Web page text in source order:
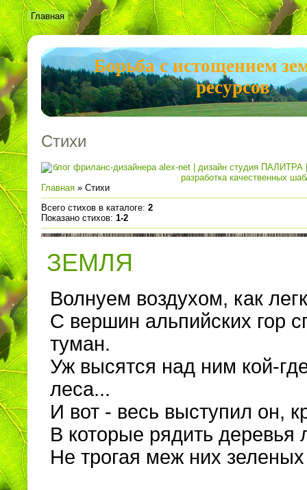
Борьба с истощением
ресурсов
Главная
Стихи
Главная » Стихи
Всего стихов в каталоге: 2
Показано стихов: 1-2
ЗЕМЛЯ
Волнуем воздухом, как
С вершин альпийских гор
туман.
Уж высятся над ним кой-
леса...
И вот - весь выступил он,
В которые рядить деревья
Не трогая меж них